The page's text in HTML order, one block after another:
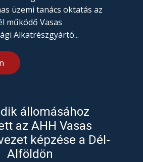
üzemi tanács oktatás az
működő Vasas
Alkatrészgyártó...
állomásához
az AHH Vasas
képzése a Dél-
Alföldön